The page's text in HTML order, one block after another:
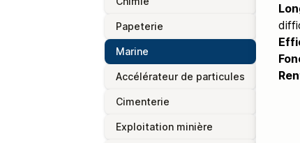
Papeterie
Marine
Accélérateur de particules
Cimenterie
Exploitation minière